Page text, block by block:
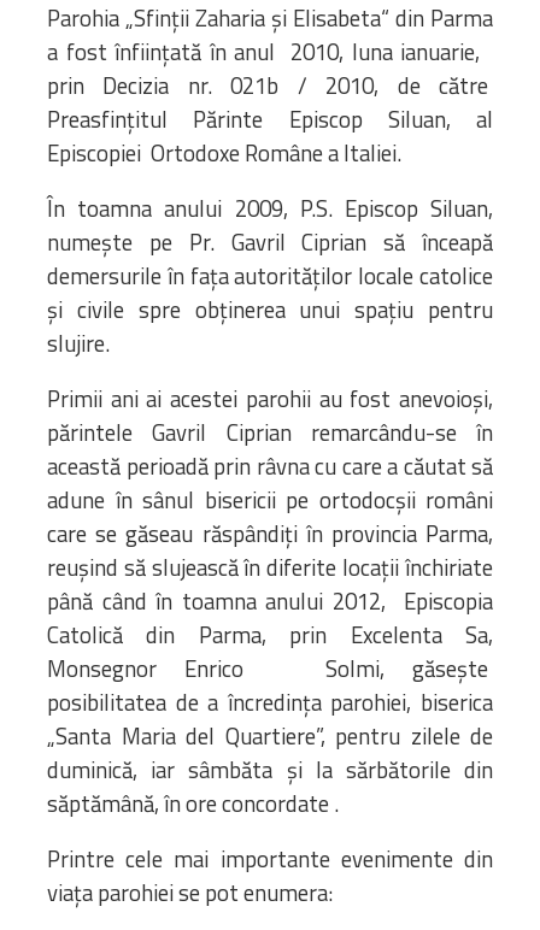
Parohia „Sfinții Zaharia și Elisabeta“ din Parma
a fost înființată în anul 2010, luna ianuarie,
prin Decizia nr. 021b / 2010, de către
Preasfințitul Părinte Episcop Siluan, al
Episcopiei Ortodoxe Române a Italiei.
În toamna anului 2009, P.S. Episcop Siluan,
numește pe Pr. Gavril Ciprian să înceapă
demersurile în fața autorităților locale catolice
și civile spre obținerea unui spațiu pentru
slujire.
Primii ani ai acestei parohii au fost anevoioși,
părintele Gavril Ciprian remarcându-se în
această perioadă prin râvna cu care a căutat să
adune în sânul bisericii pe ortodocșii români
care se găseau răspândiți în provincia Parma,
reușind să slujească în diferite locații închiriate
până când în toamna anului 2012, Episcopia
Catolică din Parma, prin Excelenta Sa,
Monsegnor Enrico Solmi, găsește
posibilitatea de a încredința parohiei, biserica
„Santa Maria del Quartiere”, pentru zilele de
duminică, iar sâmbăta și la sărbătorile din
săptămână, în ore concordate .
Printre cele mai importante evenimente din
viața parohiei se pot enumera: